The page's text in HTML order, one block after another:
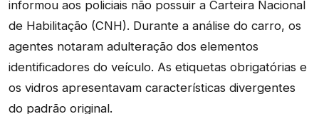
informou aos policiais não possuir a Carteira Nacional
de Habilitação (CNH). Durante a análise do carro, os
agentes notaram adulteração dos elementos
identificadores do veículo. As etiquetas obrigatórias e
os vidros apresentavam características divergentes
do padrão original.